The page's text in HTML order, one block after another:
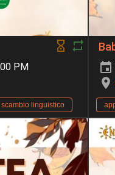
PM
scambio linguistico